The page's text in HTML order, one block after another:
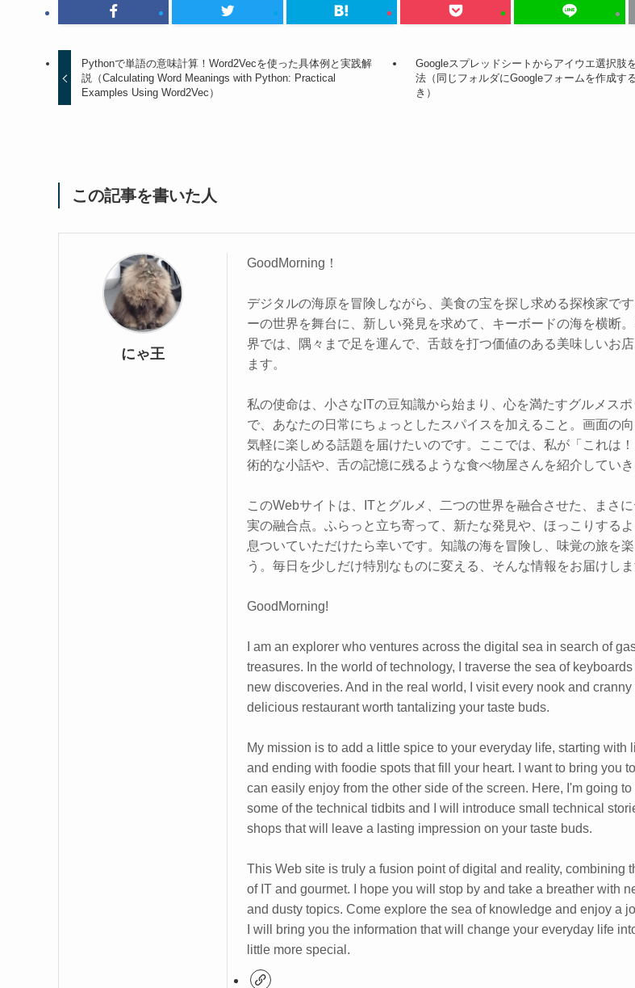
Pythonで単語の意味計算！Word2Vecを使った具体例と実践解
説（Calculating Word Meanings with Python: Practical
Examples Using Word2Vec）
Googleスプレッドシートからアイウエ選択肢
法（同じフォルダにGoogleフォームを作成す
き）
この記事を書いた人
にゃ王
GoodMorning！
デジタルの海原を冒険しながら、美食の宝を探し求める探検家で
ーの世界を舞台に、新しい発見を求めて、キーボードの海を横断
界では、隅々まで足を運んで、舌鼓を打つ価値のある美味しいお
ます。
私の使命は、小さなITの豆知識から始まり、心を満たすグルメスポ
で、あなたの日常にちょっとしたスパイスを加えること。画面の向
気軽に楽しめる話題を届けたいのです。ここでは、私が「これは
術的な小話や、舌の記憶に残るような食べ物屋さんを紹介していき
このWebサイトは、ITとグルメ、二つの世界を融合させた、まさ
実の融合点。ふらっと立ち寄って、新たな発見や、ほっこりする
息ついていただけたら幸いです。知識の海を冒険し、味覚の旅を
う。毎日を少しだけ特別なものに変える、そんな情報をお届けしま
GoodMorning!
I am an explorer who ventures across the digital sea in search of
treasures. In the world of technology, I traverse the sea of
new discoveries. And in the real world, I visit every nook and cranny
delicious restaurant worth tantalizing your taste buds.
My mission is to add a little spice to your everyday life, starting with
and ending with foodie spots that fill your heart. I want to bring you
can easily enjoy from the other side of the screen. Here, I'm going
some of the technical tidbits and I will introduce small technical
shops that will leave a lasting impression on your taste buds.
This Web site is truly a fusion point of digital and reality, combining
of IT and gourmet. I hope you will stop by and take a breather with
and dusty topics. Come explore the sea of knowledge and enjoy a
I will bring you the information that will change your everyday life
little more special.